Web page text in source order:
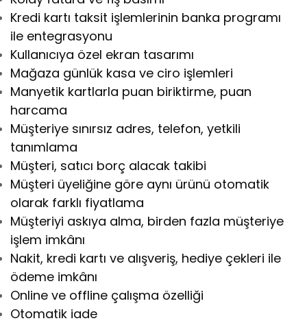
Kredi kartı taksit işlemlerinin banka programı
ile entegrasyonu
Kullanıcıya özel ekran tasarımı
Mağaza günlük kasa ve ciro işlemleri
Manyetik kartlarla puan biriktirme, puan
harcama
Müşteriye sınırsız adres, telefon, yetkili
tanımlama
Müşteri, satıcı borç alacak takibi
Müşteri üyeliğine göre aynı ürünü otomatik
olarak farklı fiyatlama
Müşteriyi askıya alma, birden fazla müşteriye
işlem imkânı
Nakit, kredi kartı ve alışveriş, hediye çekleri ile
ödeme imkânı
Online ve offline çalışma özelliği
Otomatik iade